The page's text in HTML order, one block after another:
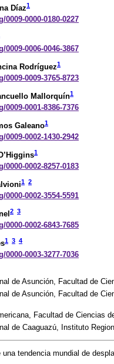
Díaz1
0000-0180-0227
0006-0046-3867
Rodríguez1
0009-3765-8723
Mallorquín1
0001-8386-7376
Galeano1
0002-1430-2942
1
0002-8257-0183
1 2
0002-3554-5591
2 3
0002-6843-7685
1 3 4
0003-3277-7036
de Asunción, Facultad de
de Asunción, Facultad de
Facultad de Ciencias
de Caaguazú, Instituto
tendencia mundial de